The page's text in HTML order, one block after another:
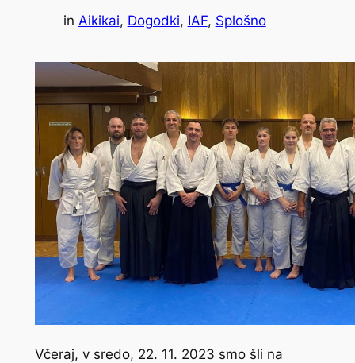
in Aikikai, Dogodki, IAF, Splošno
Včeraj, v sredo, 22. 11. 2023 smo šli na